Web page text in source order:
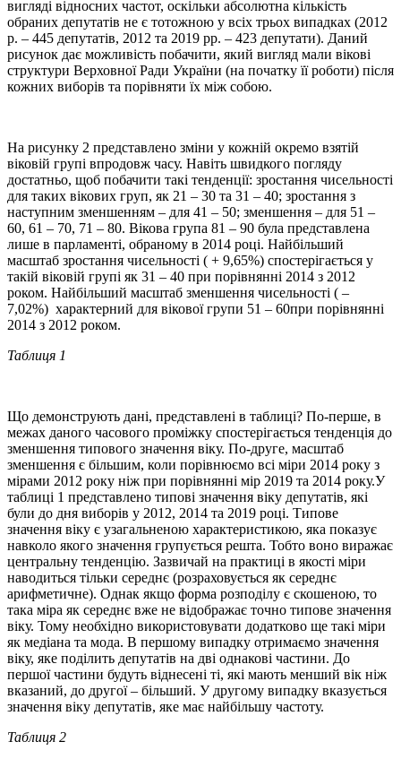
вигляді відносних частот, оскільки абсолютна кількість
обраних депутатів не є тотожною у всіх трьох випадках (2012
р. – 445 депутатів, 2012 та 2019 рр. – 423 депутати). Даний
рисунок дає можливість побачити, який вигляд мали вікові
структури Верховної Ради України (на початку її роботи) після
кожних виборів та порівняти їх між собою.
На рисунку 2 представлено зміни у кожній окремо взятій
віковій групі впродовж часу. Навіть швидкого погляду
достатньо, щоб побачити такі тенденції: зростання чисельності
для таких вікових груп, як 21 – 30 та 31 – 40; зростання з
наступним зменшенням – для 41 – 50; зменшення – для 51 –
60, 61 – 70, 71 – 80. Вікова група 81 – 90 була представлена
лише в парламенті, обраному в 2014 році. Найбільший
масштаб зростання чисельності ( + 9,65%) спостерігається у
такій віковій групі як 31 – 40 при порівнянні 2014 з 2012
роком. Найбільший масштаб зменшення чисельності ( –
7,02%) характерний для вікової групи 51 – 60при порівнянні
2014 з 2012 роком.
Таблиця 1
Що демонструють дані, представлені в таблиці? По-перше, в
межах даного часового проміжку спостерігається тенденція до
зменшення типового значення віку. По-друге, масштаб
зменшення є більшим, коли порівнюємо всі міри 2014 року з
мірами 2012 року ніж при порівнянні мір 2019 та 2014 року.У
таблиці 1 представлено типові значення віку депутатів, які
були до дня виборів у 2012, 2014 та 2019 році. Типове
значення віку є узагальненою характеристикою, яка показує
навколо якого значення групується решта. Тобто воно виражає
центральну тенденцію. Зазвичай на практиці в якості міри
наводиться тільки середнє (розраховується як середнє
арифметичне). Однак якщо форма розподілу є скошеною, то
така міра як середнє вже не відображає точно типове значення
віку. Тому необхідно використовувати додатково ще такі міри
як медіана та мода. В першому випадку отримаємо значення
віку, яке поділить депутатів на дві однакові частини. До
першої частини будуть віднесені ті, які мають менший вік ніж
вказаний, до другої – більший. У другому випадку вказується
значення віку депутатів, яке має найбільшу частоту.
Таблиця 2